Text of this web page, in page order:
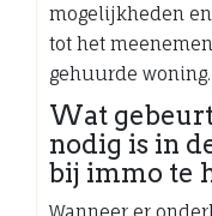
mogelijkheden
tot het
gehuurde woning.
Wat
nodig is in
bij immo te
Wanneer er